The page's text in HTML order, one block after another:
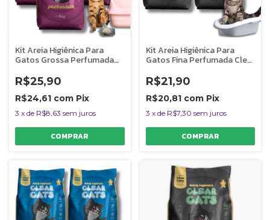
Kit Areia Higiênica Para
Gatos Grossa Perfumada
R$25,90
R$24,61 com Pix
3 x de R$8,63 sem juros
Kit Areia Higiênica Para
Gatos Fina Perfumada Clear
R$21,90
R$20,81 com Pix
3 x de R$7,30 sem juros